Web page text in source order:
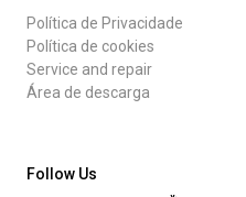
Política de Privacidade
Política de cookies
Service and repair
Área de descarga
Follow Us